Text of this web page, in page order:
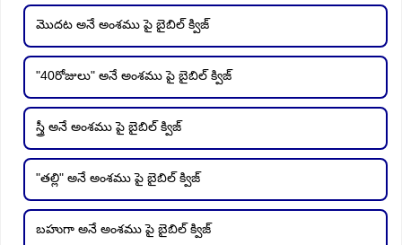
మొదట అనే అంశము పై బైబిల్ క్విజ్
"40రోజులు" అనే అంశము పై బైబిల్ క్విజ్
స్త్రీ అనే అంశము పై బైబిల్ క్విజ్
"తల్లి" అనే అంశము పై బైబిల్ క్విజ్
బహుగా అనే అంశము పై బైబిల్ క్విజ్